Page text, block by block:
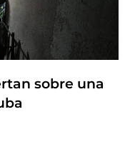
sobre una